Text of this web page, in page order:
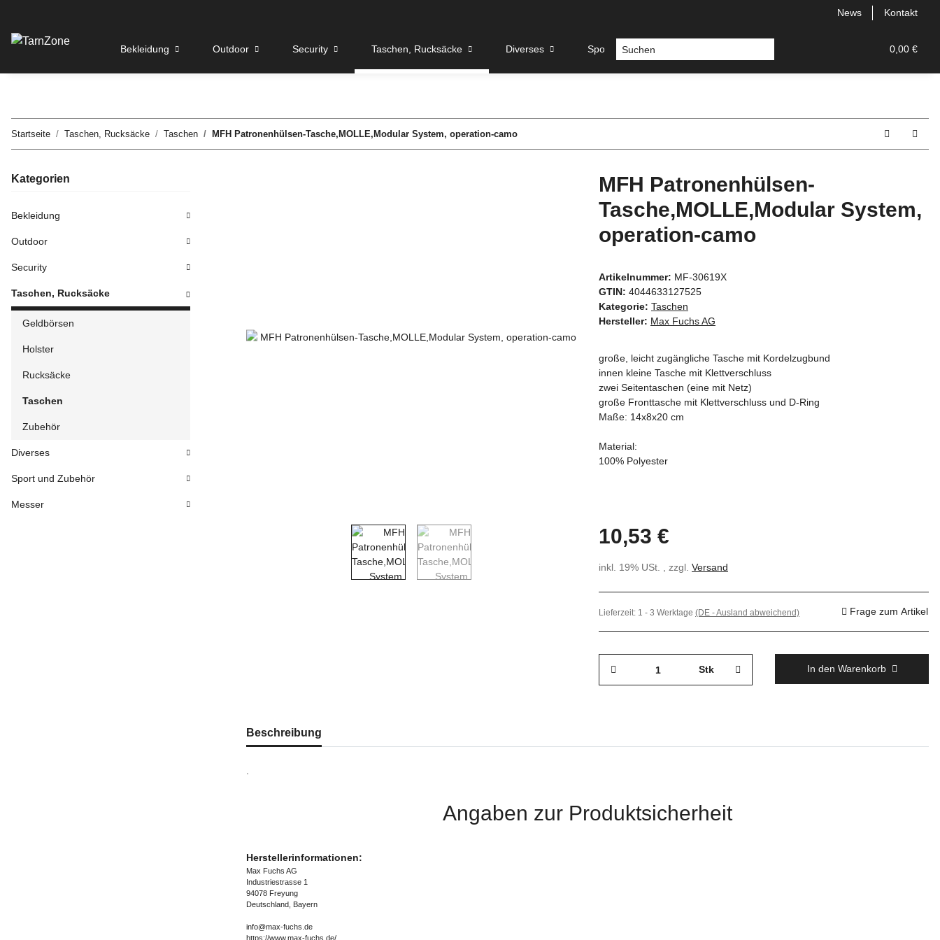
News Kontakt
0,00 €
Bekleidung Outdoor Security Taschen, Rucksäcke Diverses Sport und Zubehör
Startseite Taschen, Rucksäcke Taschen MFH Patronenhülsen-Tasche,MOLLE,Modular System, operation-camo
MFH Patronenhülsen-
Tasche,MOLLE,Modular System,
operation-camo
Artikelnummer: MF-30619X
GTIN: 4044633127525
Kategorie: Taschen
Hersteller: Max Fuchs AG
große, leicht zugängliche Tasche mit Kordelzugbund
innen kleine Tasche mit Klettverschluss
zwei Seitentaschen (eine mit Netz)
große Fronttasche mit Klettverschluss und D-Ring
Maße: 14x8x20 cm
Material:
100% Polyester
10,53 €
inkl. 19% USt. , zzgl. Versand
Lieferzeit: 1 - 3 Werktage (DE - Ausland abweichend) Frage zum Artikel
Stk In den Warenkorb
Beschreibung
Angaben zur Produktsicherheit
Herstellerinformationen:
Max Fuchs AG
Industriestrasse 1
94078 Freyung
Deutschland, Bayern
info@max-fuchs.de
https://www.max-fuchs.de/
Kategorien
Bekleidung
Outdoor
Security
Taschen, Rucksäcke
Geldbörsen
Holster
Rucksäcke
Taschen
Zubehör
Diverses
Sport und Zubehör
Messer